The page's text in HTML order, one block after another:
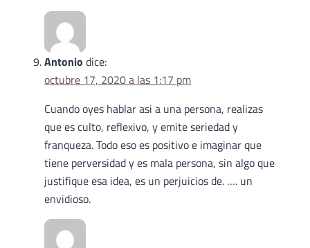
Antonio dice:
octubre 17, 2020 a las 1:17 pm
Cuando oyes hablar asi a una persona, realizas
que es culto, reflexivo, y emite seriedad y
franqueza. Todo eso es positivo e imaginar que
tiene perversidad y es mala persona, sin algo que
justifique esa idea, es un perjuicios de. …. un
envidioso.